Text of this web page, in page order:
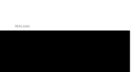
REKLAMA